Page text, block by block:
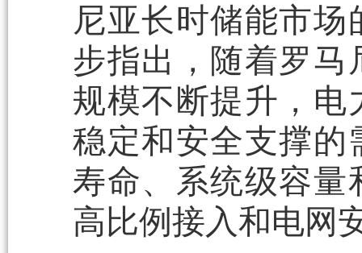
尼亚长时储能市
步指出，随着罗马
规模不断提升，电
稳定和安全支撑的
寿命、系统级容量
高比例接入和电网